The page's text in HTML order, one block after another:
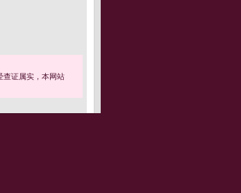
查证属实，本网站